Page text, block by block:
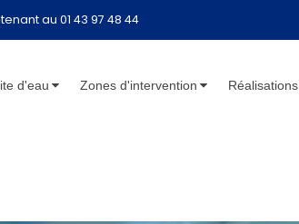
au 01 43 97 48 44
d'eau Zones d'intervention Réalisations